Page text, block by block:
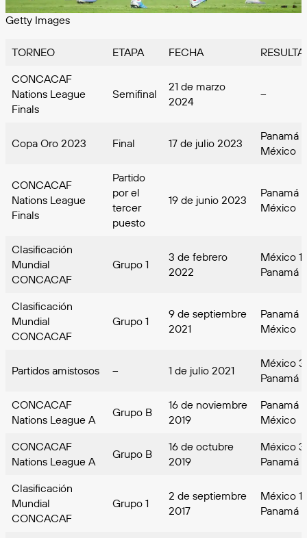
Getty Images
TORNEO ETAPA FECHA
CONCACAF
Nations League
Finals
Semifinal
21 de marzo
2024
–
Copa Oro 2023 Final 17 de julio 2023
Panamá
México
CONCACAF
Nations League
Finals
Partido
por el
tercer
puesto
19 de junio 2023
Panamá
México
Clasificación
Mundial
CONCACAF
Grupo 1
3 de febrero
2022
México
Panamá
Clasificación
Mundial
CONCACAF
Grupo 1
9 de septiembre
2021
Panamá
México
Partidos amistosos – 1 de julio 2021
México
Panamá
CONCACAF
Nations League A
Grupo B
16 de noviembre
2019
Panamá
México
CONCACAF
Nations League A
Grupo B
16 de octubre
2019
México
Panamá
Clasificación
Mundial
CONCACAF
Grupo 1
2 de septiembre
2017
México
Panamá